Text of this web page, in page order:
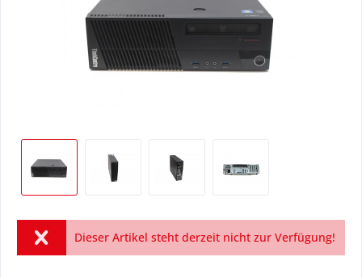
Dieser Artikel steht derzeit nicht zur Verfügung!